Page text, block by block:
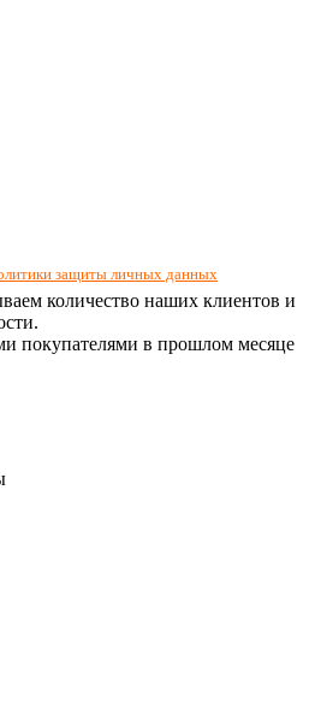
защиты личных данных
количество наших клиентов и
покупателями в прошлом месяце